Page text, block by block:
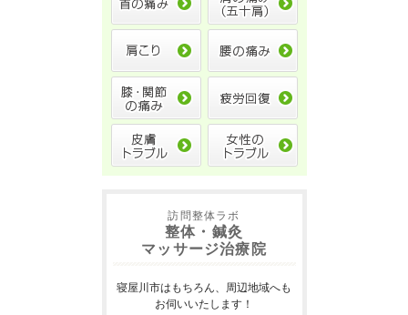
訪問整体ラボ
整体・鍼灸
マッサージ治療院
寝屋川市はもちろん、周辺地域へも
お伺いいたします！